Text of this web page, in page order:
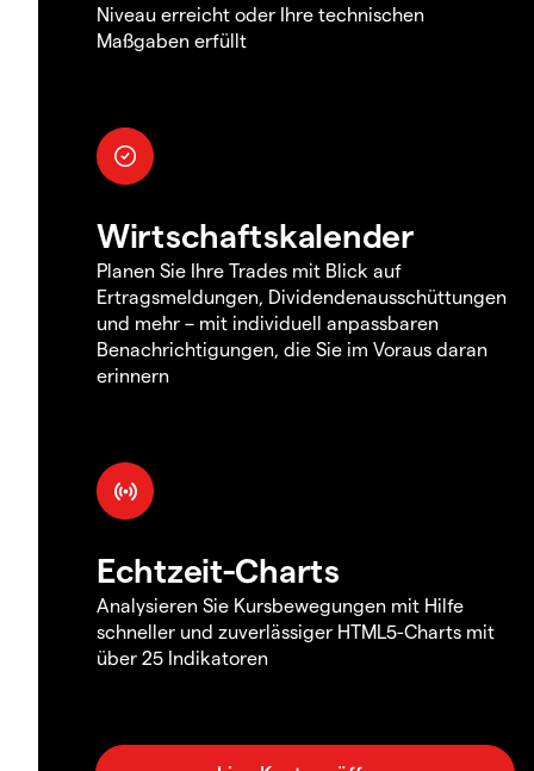
Niveau erreicht oder Ihre technischen
Maßgaben erfüllt
Wirtschaftskalender
Planen Sie Ihre Trades mit Blick auf
Ertragsmeldungen, Dividendenausschüttungen
und mehr – mit individuell anpassbaren
Benachrichtigungen, die Sie im Voraus daran
erinnern
Echtzeit-Charts
Analysieren Sie Kursbewegungen mit Hilfe
schneller und zuverlässiger HTML5-Charts mit
über 25 Indikatoren